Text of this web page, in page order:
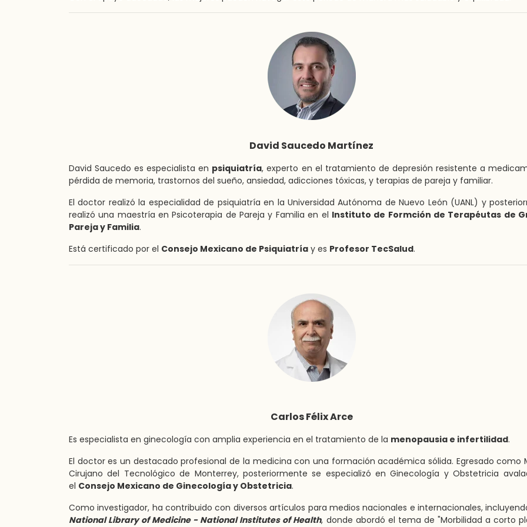
David Saucedo Martínez
David Saucedo es especialista en psiquiatría, experto en el tratamiento de depresión resistente a
pérdida de memoria, trastornos del sueño, ansiedad, adicciones tóxicas, y terapias de pareja y familiar.
El doctor realizó la especialidad de psiquiatría en la Universidad Autónoma de Nuevo León (UANL) y
realizó una maestría en Psicoterapia de Pareja y Familia en el Instituto de Formción de Terapéutas de
Pareja y Familia.
Está certificado por el Consejo Mexicano de Psiquiatría y es Profesor TecSalud.
Carlos Félix Arce
Es especialista en ginecología con amplia experiencia en el tratamiento de la menopausia e infertilidad.
El doctor es un destacado profesional de la medicina con una formación académica sólida. Egresado como
Cirujano del Tecnológico de Monterrey, posteriormente se especializó en Ginecología y Obstetricia
el Consejo Mexicano de Ginecología y Obstetricia.
Como investigador, ha contribuido con diversos artículos para medios nacionales e internacionales,
National Library of Medicine - National Institutes of Health, donde abordó el tema de "Morbilidad a corto